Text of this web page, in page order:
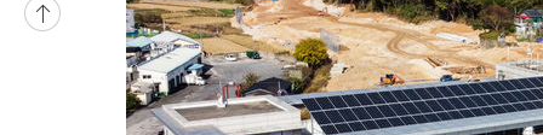
-15870초 전 >
"美간섭에 합의 지연"…트럼프, '이란 호르무즈 통제권' 수용
[속보]산업장관 "李정부, 원전 반대 안해…안정 전력 위해 불
[속보]경찰, '홍명보 선임 논란' 대한축구협회·축구회관 등 압
[속보]산업장관 "美무역법 제301조 과잉생산 결과 발표 8월